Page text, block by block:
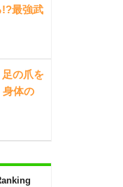
!?最強武
足の爪を
身体の